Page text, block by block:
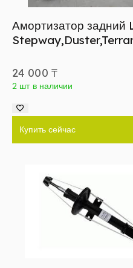
Амортизатор задний
24 000 ₸
2 шт в наличии
Купить сейчас